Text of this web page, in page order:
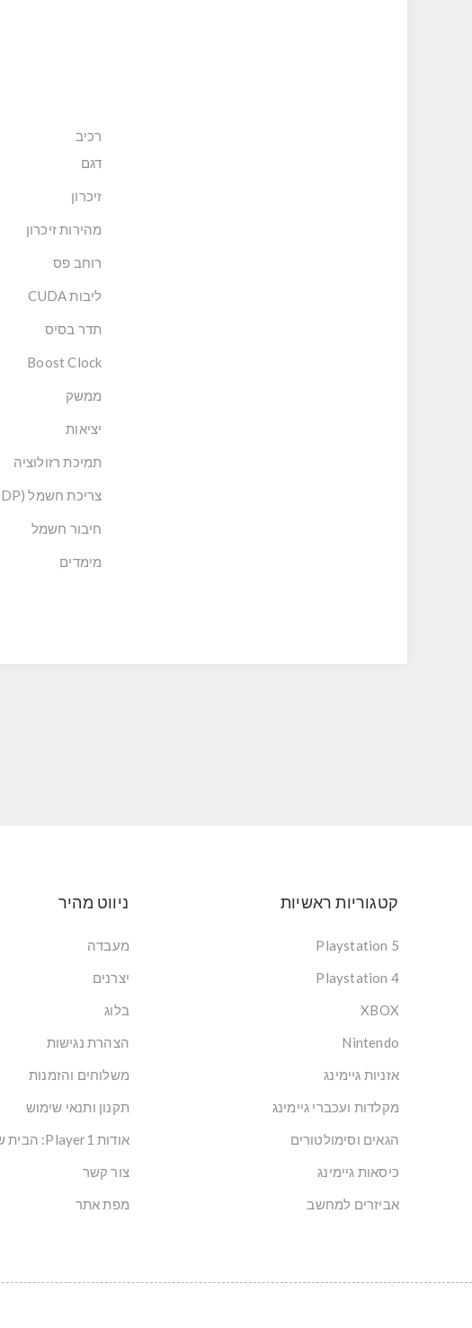
רכיב
דגם
זיכרון
מהירות זיכרון
רוחב פס
ליבות CUDA
תדר בסיס
Boost Clock
ממשק
יציאות
תמיכת רזולוציה
צריכת חשמל (TDP)
חיבור חשמל
מימדים
קטגוריות ראשיות
Playstation 5
Playstation 4
XBOX
Nintendo
אזניות גיימינג
מקלדות ועכברי גיימינג
הגאים וסימולטורים
כיסאות גיימינג
אביזרים למחשב
ניווט מהיר
מעבדה
יצרנים
בלוג
הצהרת נגישות
משלוחים והזמנות
תקנון ותנאי שימוש
אודות Player1: הבית של הגיימרים בישראל
צור קשר
מפת אתר